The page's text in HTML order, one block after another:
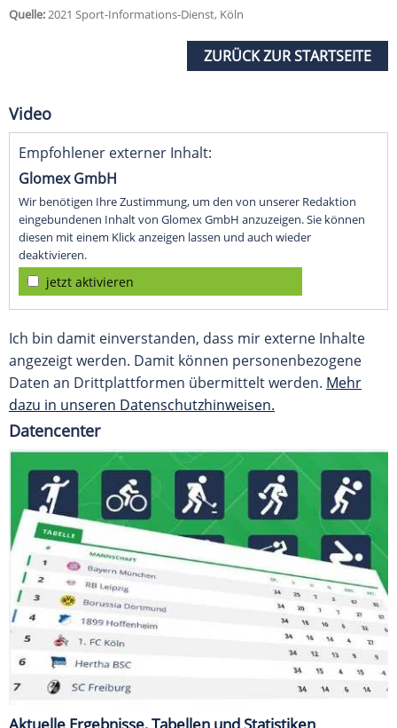
Quelle:2021 Sport-Informations-Dienst, Köln
ZURÜCK ZUR STARTSEITE
Video
Empfohlener externer Inhalt:
Glomex GmbH
Wir benötigen Ihre Zustimmung, um den von unserer Redaktion
eingebundenen Inhalt von Glomex GmbH anzuzeigen. Sie können
diesen mit einem Klick anzeigen lassen und auch wieder
deaktivieren.
jetzt aktivieren
Ich bin damit einverstanden, dass mir externe Inhalte
angezeigt werden. Damit können personenbezogene
Daten an Drittplattformen übermittelt werden. Mehr
dazu in unseren Datenschutzhinweisen.
Datencenter